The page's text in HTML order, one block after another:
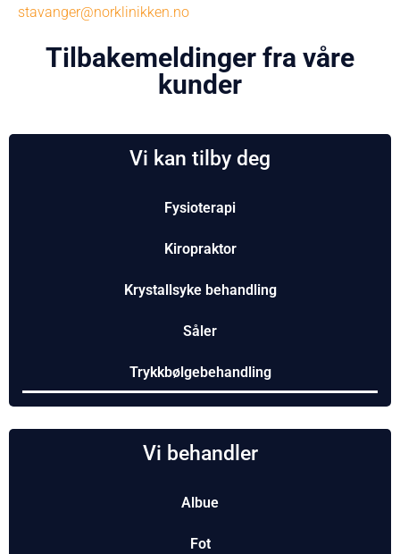
stavanger@norklinikken.no
Tilbakemeldinger fra våre
kunder
Vi kan tilby deg
Fysioterapi
Kiropraktor
Krystallsyke behandling
Såler
Trykkbølgebehandling
Vi behandler
Albue
Fot